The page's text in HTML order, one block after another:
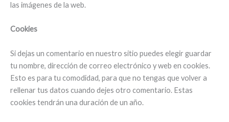
las imágenes de la web.
Cookies
Si dejas un comentario en nuestro sitio puedes elegir guardar
tu nombre, dirección de correo electrónico y web en cookies.
Esto es para tu comodidad, para que no tengas que volver a
rellenar tus datos cuando dejes otro comentario. Estas
cookies tendrán una duración de un año.